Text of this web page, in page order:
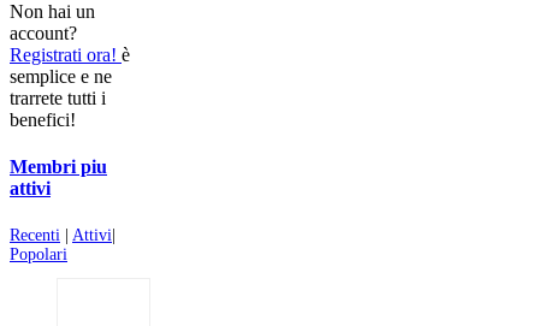
Non hai un
account?
Registrati ora! è
semplice e ne
trarrete tutti i
benefici!
Membri piu
attivi
Recenti | Attivi|
Popolari